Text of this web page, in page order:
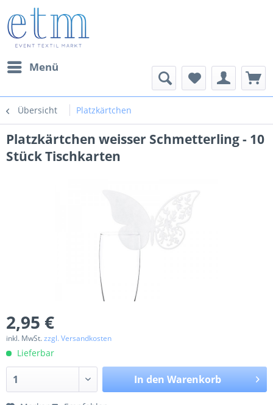
Menü
Übersicht Platzkärtchen
Platzkärtchen weisser Schmetterling - 10
Stück Tischkarten
2,95 €
inkl. MwSt.zzgl. Versandkosten
Lieferbar
In den Warenkorb